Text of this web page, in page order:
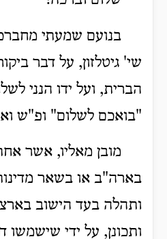
בנועם שמעתי
שי' גיטלזון, על דבר
הברית, ועל ידו הנני
"בואכם לשלום" ופ"ש
מובן מאליו, אשר
בארה"ב או בשאר
ותהלה בעד הישוב
ותכונן, על ידי שישמשו